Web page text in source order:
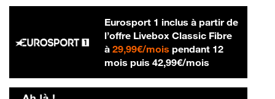
Eurosport 1 inclus à partir de
l’offre Livebox Classic Fibre
à 29,99€/mois29,99 € par mois
pendant 12
mois puis 42,99€/mois42,99 € par